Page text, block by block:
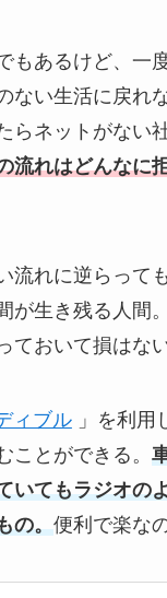
もあるけど、一
ない生活に戻れ
らネットがない
流れはどんなに
流れに逆らって
が生き残る人間
ておいて損はな
ィブル 」を利用
ことができる。
いてもラジオの
の。便利で楽な